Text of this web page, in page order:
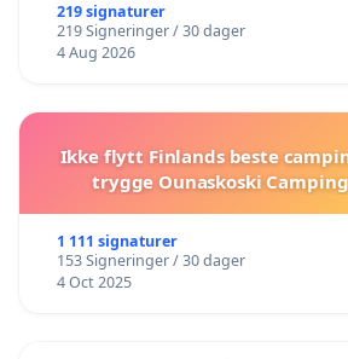
219 signaturer
219 Signeringer / 30 dager
4 Aug 2026
Ikke flytt Finlands beste
trygge Ounaskoski
1 111 signaturer
153 Signeringer / 30 dager
4 Oct 2025